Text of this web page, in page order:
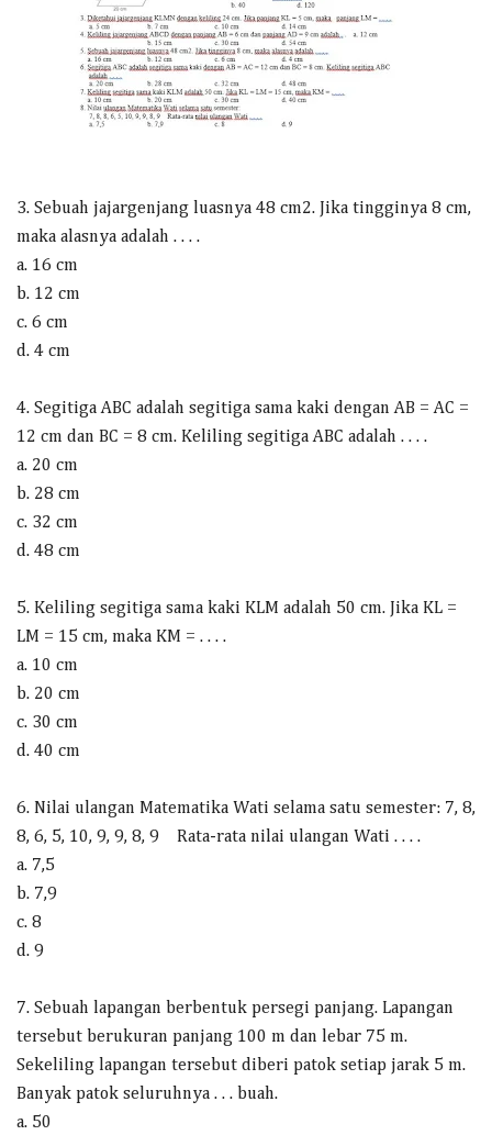
3. Sebuah jajargenjang luasnya 48 cm2. Jika tingginya 8 cm,
maka alasnya adalah . . . .
a. 16 cm
b. 12 cm
c. 6 cm
d. 4 cm
4. Segitiga ABC adalah segitiga sama kaki dengan AB = AC =
12 cm dan BC = 8 cm. Keliling segitiga ABC adalah . . . .
a. 20 cm
b. 28 cm
c. 32 cm
d. 48 cm
5. Keliling segitiga sama kaki KLM adalah 50 cm. Jika KL =
LM = 15 cm, maka KM = . . . .
a. 10 cm
b. 20 cm
c. 30 cm
d. 40 cm
6. Nilai ulangan Matematika Wati selama satu semester: 7, 8,
8, 6, 5, 10, 9, 9, 8, 9 Rata-rata nilai ulangan Wati . . . .
a. 7,5
b. 7,9
c. 8
d. 9
7. Sebuah lapangan berbentuk persegi panjang. Lapangan
tersebut berukuran panjang 100 m dan lebar 75 m.
Sekeliling lapangan tersebut diberi patok setiap jarak 5 m.
Banyak patok seluruhnya . . . buah.
a. 50